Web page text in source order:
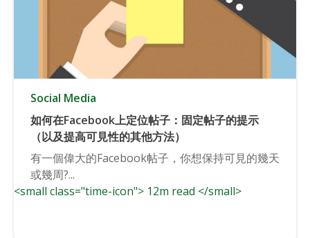
Social Media
如何在Facebook上定位帖子：固定帖子的提示
（以及提高可見性的其他方法）
有一個偉大的Facebook帖子，你想保持可見的幾天
或幾周?...
<small class="time-icon"> 12m read </small>